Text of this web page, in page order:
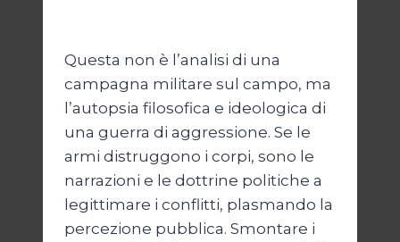
Questa non è l’analisi di una
campagna militare sul campo, ma
l’autopsia filosofica e ideologica di
una guerra di aggressione. Se le
armi distruggono i corpi, sono le
narrazioni e le dottrine politiche a
legittimare i conflitti, plasmando la
percezione pubblica. Smontare i